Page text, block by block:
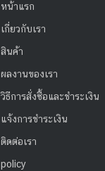
หน้าแรก
เกี่ยวกับเรา
สินค้า
ผลงานของเรา
วิธีการสั่งซื้อและชำระเงิน
แจ้งการชำระเงิน
ติดต่อเรา
policy